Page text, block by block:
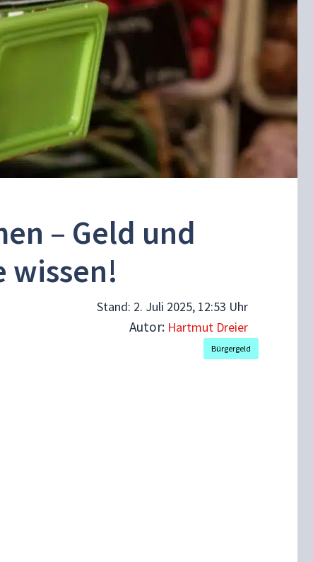
– Geld und
wissen!
Stand: 2. Juli 2025, 12:53 Uhr
Autor: Hartmut Dreier
Bürgergeld